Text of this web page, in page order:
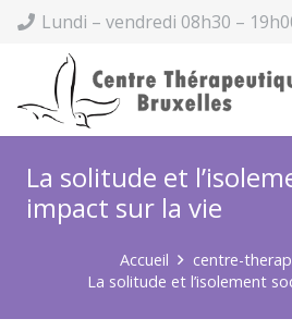
Lundi – vendredi 08h30 –
La solitude et
impact sur la vie
Accueil
centre-
La solitude et l’isolement